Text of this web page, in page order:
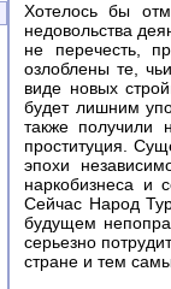
Хотелось бы
недовольства
не перечесть,
озлоблены те,
виде новых
будет лишним
также получили
проституция.
эпохи
наркобизнеса и
Сейчас Народ
будущем
серьезно
стране и тем